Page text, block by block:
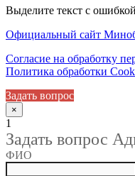
Выделите текст с
Официальный сайт
Согласие на обработку
Политика обработки
Задать вопрос
×
1
Задать вопрос
ФИО